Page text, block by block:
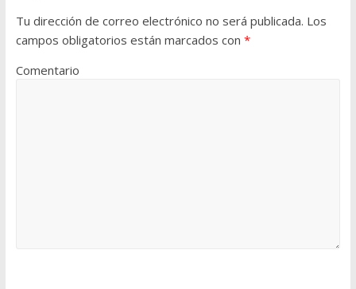
Tu dirección de correo electrónico no será publicada. Los
campos obligatorios están marcados con *
Comentario